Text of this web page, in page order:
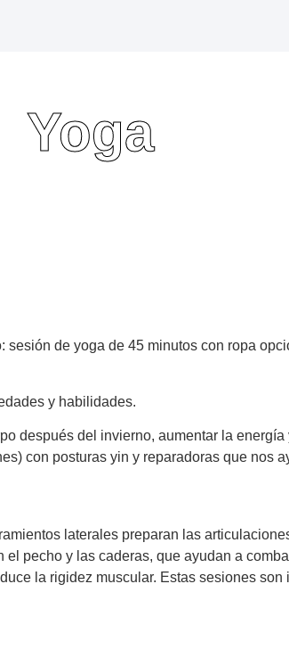
Yoga
de yoga de 45 minutos con ropa
y habilidades.
después del invierno, aumentar la
con posturas yin y reparadoras que nos
laterales preparan las
pecho y las caderas, que ayudan a
la rigidez muscular. Estas sesiones